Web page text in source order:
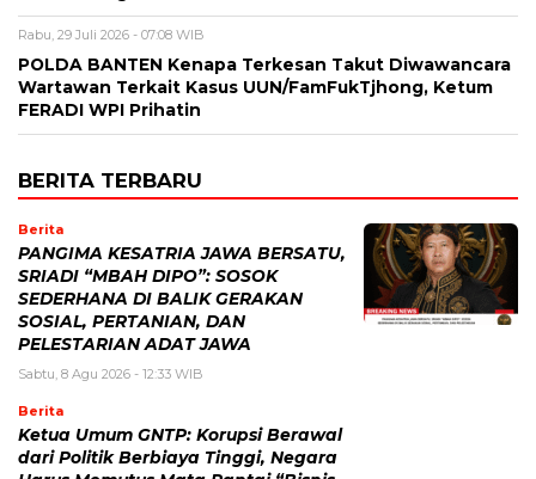
Rabu, 29 Juli 2026 - 07:08 WIB
POLDA BANTEN Kenapa Terkesan Takut Diwawancara
Wartawan Terkait Kasus UUN/FamFukTjhong, Ketum
FERADI WPI Prihatin
BERITA TERBARU
Berita
PANGIMA KESATRIA JAWA BERSATU,
SRIADI “MBAH DIPO”: SOSOK
SEDERHANA DI BALIK GERAKAN
SOSIAL, PERTANIAN, DAN
PELESTARIAN ADAT JAWA
Sabtu, 8 Agu 2026 - 12:33 WIB
Berita
Ketua Umum GNTP: Korupsi Berawal
dari Politik Berbiaya Tinggi, Negara